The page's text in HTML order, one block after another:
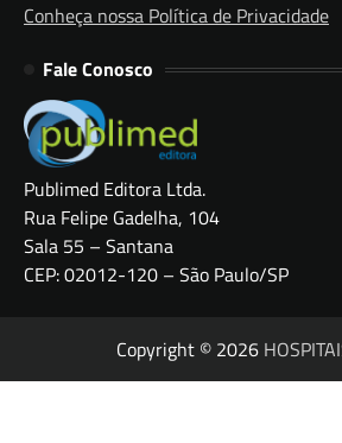
Conheça nossa Política de Privacidade
Fale Conosco
Publimed Editora Ltda.
Rua Felipe Gadelha, 104
Sala 55 – Santana
CEP: 02012-120 – São Paulo/SP
Copyright © 2026